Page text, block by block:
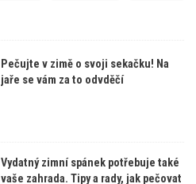
Pečujte v zimě o svoji sekačku! Na
jaře se vám za to odvděčí
Vydatný zimní spánek potřebuje také
vaše zahrada. Tipy a rady, jak pečovat